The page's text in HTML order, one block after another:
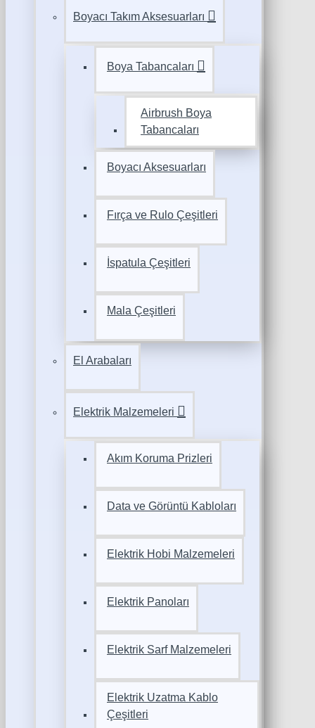
Boyacı Takım Aksesuarları
Boya Tabancaları
Airbrush Boya
Tabancaları
Boyacı Aksesuarları
Fırça ve Rulo Çeşitleri
İspatula Çeşitleri
Mala Çeşitleri
El Arabaları
Elektrik Malzemeleri
Akım Koruma Prizleri
Data ve Görüntü Kabloları
Elektrik Hobi Malzemeleri
Elektrik Panoları
Elektrik Sarf Malzemeleri
Elektrik Uzatma Kablo
Çeşitleri